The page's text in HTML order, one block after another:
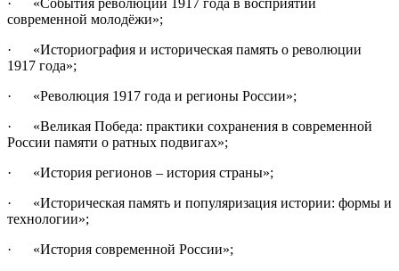
· «События революции 1917 года в восприятии
современной молодёжи»;
· «Историография и историческая память о революции
1917 года»;
· «Революция 1917 года и регионы России»;
· «Великая Победа: практики сохранения в современной
России памяти о ратных подвигах»;
· «История регионов – история страны»;
· «Историческая память и популяризация истории: формы и
технологии»;
· «История современной России»;